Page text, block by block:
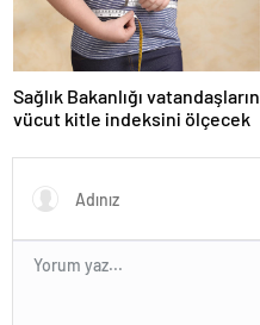
Sağlık Bakanlığı vatandaşların
vücut kitle indeksini ölçecek